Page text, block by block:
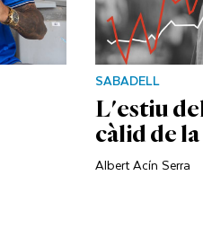
SABADELL
L'estiu del
càlid de
Albert Acín Serra